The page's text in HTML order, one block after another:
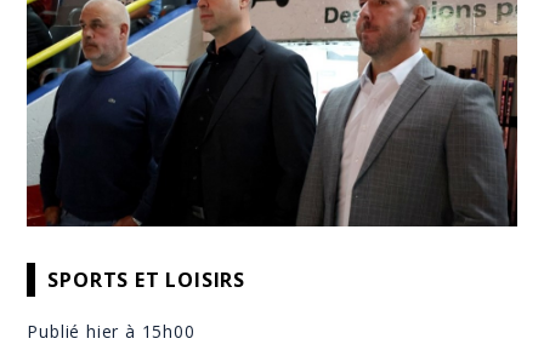
SPORTS ET LOISIRS
Publié hier à 15h00